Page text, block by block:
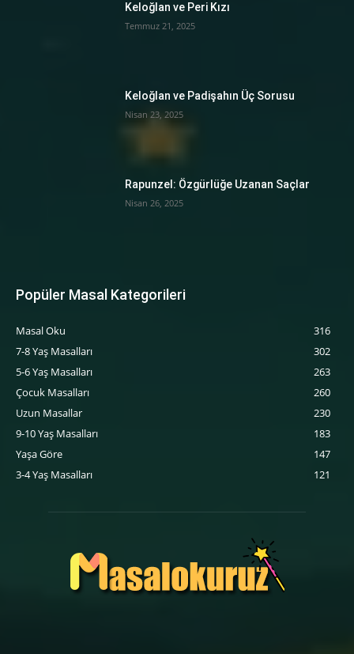
Keloğlan ve Peri Kızı
Temmuz 21, 2025
Keloğlan ve Padişahın Üç Sorusu
Nisan 23, 2025
Rapunzel: Özgürlüğe Uzanan Saçlar
Nisan 26, 2025
Popüler Masal Kategorileri
Masal Oku
316
7-8 Yaş Masalları
302
5-6 Yaş Masalları
263
‍Çocuk Masalları
260
Uzun Masallar
230
9-10 Yaş Masalları
183
Yaşa Göre
147
3-4 Yaş Masalları
121